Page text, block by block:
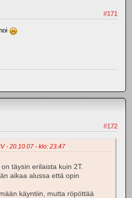
#171
#172
- 20.10.07 - klo: 23.47
täysin erilaista kuin 2T.
aikaa alussa että opin
käyntiin, mutta röpöttää